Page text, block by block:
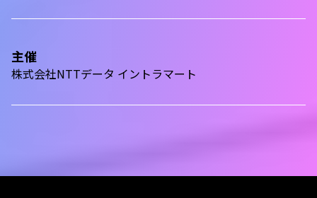
主催
株式会社NTTデータ イントラマート